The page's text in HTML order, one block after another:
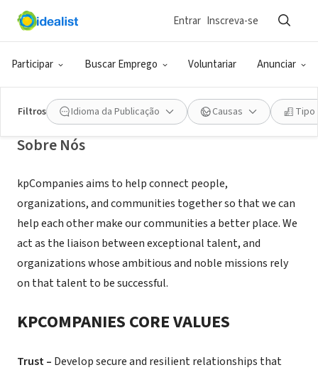
Participar Buscar Emprego Voluntariar Anunciar
Entrar Inscreva-se
Filtros Idioma da Publicação Causas Tipo
RECRUTADOR (AGÊNCIA DE EMPREGO)
kp companies
Sobre Nós
kpCompanies aims to help connect people,
organizations, and communities together so that we can
help each other make our communities a better place. We
act as the liaison between exceptional talent, and
organizations whose ambitious and noble missions rely
on that talent to be successful.
KPCOMPANIES CORE VALUES
Trust – Develop secure and resilient relationships that